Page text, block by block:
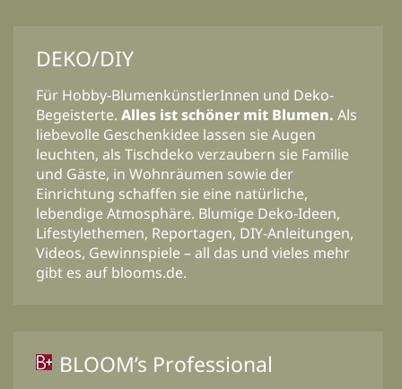
DEKO/DIY
Für Hobby-BlumenkünstlerInnen und Deko-
Begeisterte. Alles ist schöner mit Blumen. Als
liebevolle Geschenkidee lassen sie Augen
leuchten, als Tischdeko verzaubern sie Familie
und Gäste, in Wohnräumen sowie der
Einrichtung schaffen sie eine natürliche,
lebendige Atmosphäre. Blumige Deko-Ideen,
Lifestylethemen, Reportagen, DIY-Anleitungen,
Videos, Gewinnspiele – all das und vieles mehr
gibt es auf blooms.de.
BLOOM’s Professional